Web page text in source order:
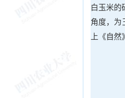
白玉米的
角度，为
上《自